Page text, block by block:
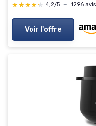
★★★★★
★★★★★ 4,2/5 — 1296 avis
Voir l'offre